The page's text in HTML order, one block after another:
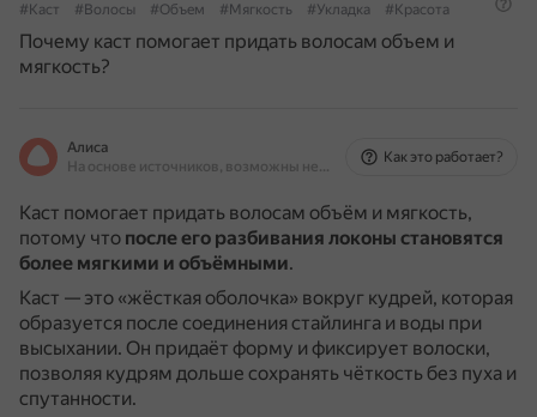
#Каст
#Волосы #Объем #Мягкость #Укладка #Красота
Почему каст помогает придать волосам объем и
мягкость?
Алиса
На основе источников, возможны неточности
Как это работает?
Каст помогает придать волосам объём и мягкость,
потому что после его разбивания локоны становятся
более мягкими и объёмными.
Каст — это «жёсткая оболочка» вокруг кудрей, которая
образуется после соединения стайлинга и воды при
высыхании. Он придаёт форму и фиксирует волоски,
позволяя кудрям дольше сохранять чёткость без пуха и
спутанности.